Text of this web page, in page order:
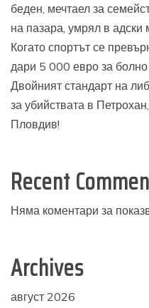
беден, мечтаел за
на пазара, умрял в адски
Когато спортът се
дари 5 000 евро за
Двойният стандарт на
за убийствата в
Пловдив!
Recent
Няма коментари за
Archives
август 2026